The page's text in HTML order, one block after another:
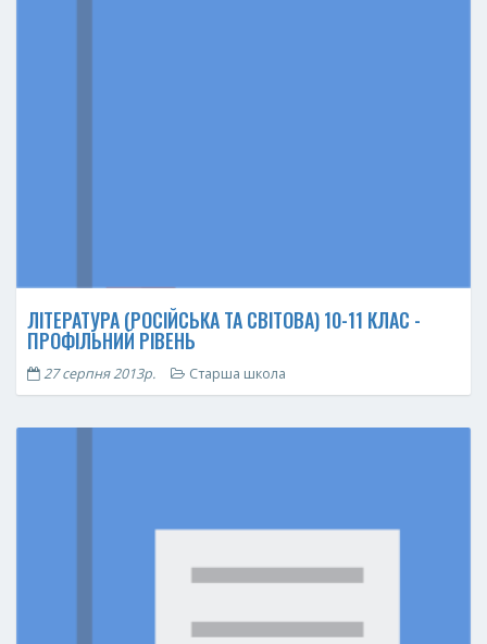
ЛІТЕРАТУРА (РОСІЙСЬКА ТА СВІТОВА) 10-11 КЛАС -
ПРОФІЛЬНИЙ РІВЕНЬ
27 серпня 2013р. Старша школа